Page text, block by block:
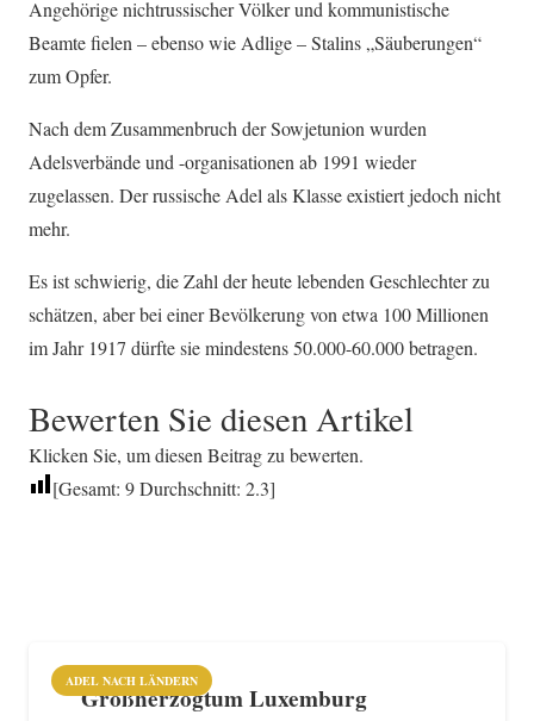
Angehörige nichtrussischer Völker und kommunistische
Beamte fielen – ebenso wie Adlige – Stalins „Säuberungen“
zum Opfer.
Nach dem Zusammenbruch der Sowjetunion wurden
Adelsverbände und -organisationen ab 1991 wieder
zugelassen. Der russische Adel als Klasse existiert jedoch nicht
mehr.
Es ist schwierig, die Zahl der heute lebenden Geschlechter zu
schätzen, aber bei einer Bevölkerung von etwa 100 Millionen
im Jahr 1917 dürfte sie mindestens 50.000-60.000 betragen.
Bewerten Sie diesen Artikel
Klicken Sie, um diesen Beitrag zu bewerten.
[Gesamt: 9Durchschnitt: 2.3]
ADEL NACH LÄNDERN
Großherzogtum Luxemburg